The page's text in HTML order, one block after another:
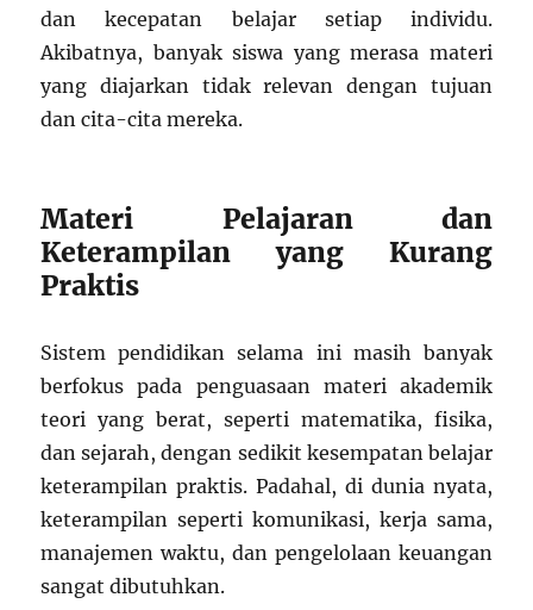
dan kecepatan belajar setiap individu.
Akibatnya, banyak siswa yang merasa materi
yang diajarkan tidak relevan dengan tujuan
dan cita-cita mereka.
Materi Pelajaran dan
Keterampilan yang Kurang
Praktis
Sistem pendidikan selama ini masih banyak
berfokus pada penguasaan materi akademik
teori yang berat, seperti matematika, fisika,
dan sejarah, dengan sedikit kesempatan belajar
keterampilan praktis. Padahal, di dunia nyata,
keterampilan seperti komunikasi, kerja sama,
manajemen waktu, dan pengelolaan keuangan
sangat dibutuhkan.